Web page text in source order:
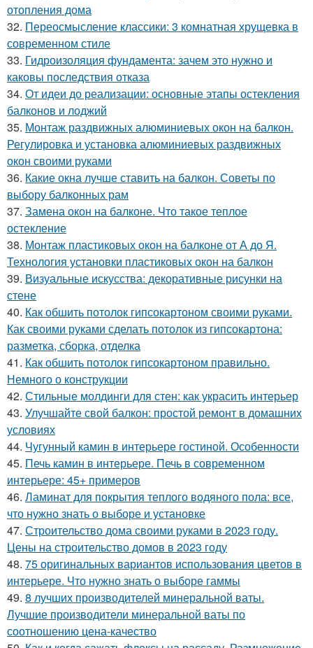
отопления дома
32. Переосмысление классики: 3 комнатная хрущевка в
современном стиле
33. Гидроизоляция фундамента: зачем это нужно и
каковы последствия отказа
34. От идеи до реализации: основные этапы остекления
балконов и лоджий
35. Монтаж раздвижных алюминиевых окон на балкон.
Регулировка и установка алюминиевых раздвижных
окон своими руками
36. Какие окна лучше ставить на балкон. Советы по
выбору балконных рам
37. Замена окон на балконе. Что такое теплое
остекление
38. Монтаж пластиковых окон на балконе от А до Я.
Технология установки пластиковых окон на балкон
39. Визуальные искусства: декоративные рисунки на
стене
40. Как обшить потолок гипсокартоном своими руками.
Как своими руками сделать потолок из гипсокартона:
разметка, сборка, отделка
41. Как обшить потолок гипсокартоном правильно.
Немного о конструкции
42. Стильные молдинги для стен: как украсить интерьер
43. Улучшайте свой балкон: простой ремонт в домашних
условиях
44. Чугунный камин в интерьере гостиной. Особенности
45. Печь камин в интерьере. Печь в современном
интерьере: 45+ примеров
46. Ламинат для покрытия теплого водяного пола: все,
что нужно знать о выборе и установке
47. Строительство дома своими руками в 2023 году.
Цены на строительство домов в 2023 году
48. 75 оригинальных вариантов использования цветов в
интерьере. Что нужно знать о выборе гаммы
49. 8 лучших производителей минеральной ваты.
Лучшие производители минеральной ваты по
соотношению цена-качество